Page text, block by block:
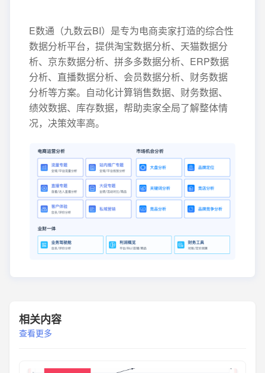
E数通（九数云BI）是专为电商卖家打造的综合性
数据分析平台，提供淘宝数据分析、天猫数据分
析、京东数据分析、拼多多数据分析、ERP数据
分析、直播数据分析、会员数据分析、财务数据
分析等方案。自动化计算销售数据、财务数据、
绩效数据、库存数据，帮助卖家全局了解整体情
况，决策效率高。
相关内容
查看更多